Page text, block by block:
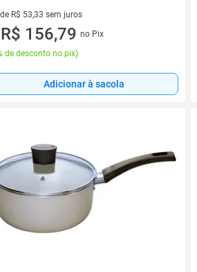
R$ 53,33 sem juros
de R$ 53,33 sem juros
R$ 156,79 no Pix
de desconto no pix)
Adicionar à sacola